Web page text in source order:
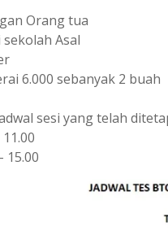
Orang tua
Asal
6.000 sebanyak 2 buah
sesi yang telah
15.00